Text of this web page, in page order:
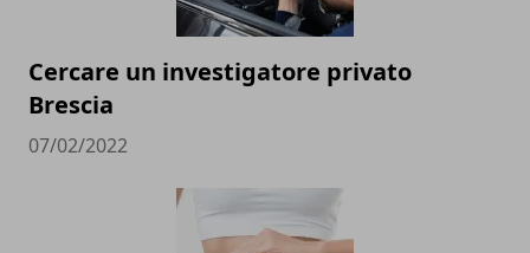
Cercare un investigatore privato
Brescia
07/02/2022